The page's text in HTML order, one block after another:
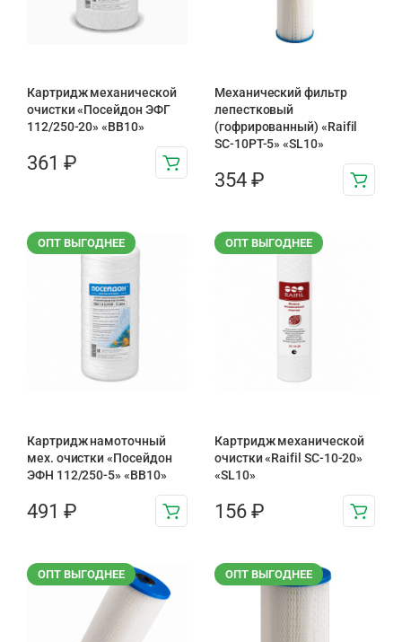
Картридж механической
очистки «Посейдон ЭФГ
112/250-20» «ВВ10»
361 ₽
Механический фильтр
лепестковый
(гофрированный) «Raifil
SC-10PT-5» «SL10»
354 ₽
ОПТ ВЫГОДНЕЕ
Картридж намоточный
мех. очистки «Посейдон
ЭФН 112/250-5» «BB10»
491 ₽
ОПТ ВЫГОДНЕЕ
Картридж механической
очистки «Raifil SC-10-20»
«SL10»
156 ₽
ОПТ ВЫГОДНЕЕ ОПТ ВЫГОДНЕЕ